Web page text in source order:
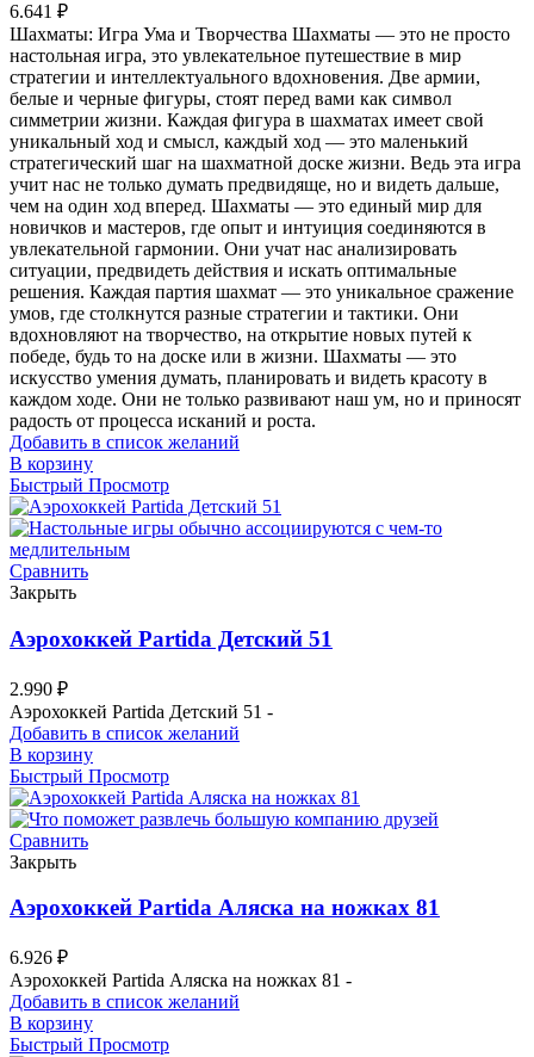
6.641 ₽
Шахматы: Игра Ума и Творчества Шахматы — это не просто
настольная игра, это увлекательное путешествие в мир
стратегии и интеллектуального вдохновения. Две армии,
белые и черные фигуры, стоят перед вами как символ
симметрии жизни. Каждая фигура в шахматах имеет свой
уникальный ход и смысл, каждый ход — это маленький
стратегический шаг на шахматной доске жизни. Ведь эта игра
учит нас не только думать предвидяще, но и видеть дальше,
чем на один ход вперед. Шахматы — это единый мир для
новичков и мастеров, где опыт и интуиция соединяются в
увлекательной гармонии. Они учат нас анализировать
ситуации, предвидеть действия и искать оптимальные
решения. Каждая партия шахмат — это уникальное сражение
умов, где столкнутся разные стратегии и тактики. Они
вдохновляют на творчество, на открытие новых путей к
победе, будь то на доске или в жизни. Шахматы — это
искусство умения думать, планировать и видеть красоту в
каждом ходе. Они не только развивают наш ум, но и приносят
радость от процесса исканий и роста.
Добавить в список желаний
В корзину
Быстрый Просмотр
Сравнить
Закрыть
Аэрохоккей Partida Детский 51
2.990 ₽
Аэрохоккей Partida Детский 51 -
Добавить в список желаний
В корзину
Быстрый Просмотр
Сравнить
Закрыть
Аэрохоккей Partida Аляска на ножках 81
6.926 ₽
Аэрохоккей Partida Аляска на ножках 81 -
Добавить в список желаний
В корзину
Быстрый Просмотр